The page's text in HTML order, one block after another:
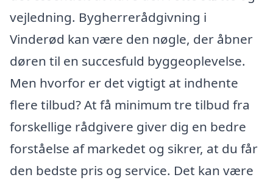
vejledning. Bygherrerådgivning i
Vinderød kan være den nøgle, der åbner
døren til en succesfuld byggeoplevelse.
Men hvorfor er det vigtigt at indhente
flere tilbud? At få minimum tre tilbud fra
forskellige rådgivere giver dig en bedre
forståelse af markedet og sikrer, at du får
den bedste pris og service. Det kan være